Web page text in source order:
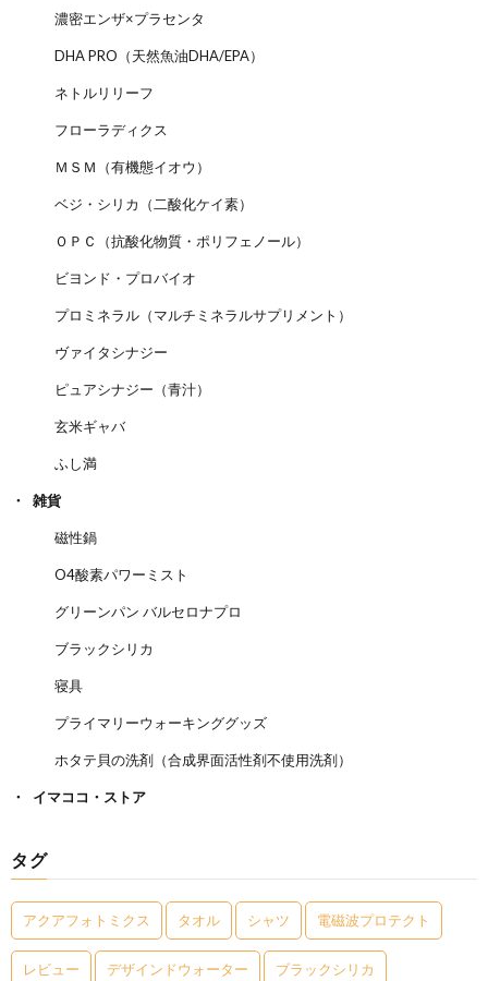
濃密エンザ×プラセンタ
DHA PRO（天然魚油DHA/EPA）
ネトルリリーフ
フローラディクス
ＭＳＭ（有機態イオウ）
ベジ・シリカ（二酸化ケイ素）
ＯＰＣ（抗酸化物質・ポリフェノール）
ビヨンド・プロバイオ
プロミネラル（マルチミネラルサプリメント）
ヴァイタシナジー
ピュアシナジー（青汁）
玄米ギャバ
ふし満
雑貨
磁性鍋
O4酸素パワーミスト
グリーンパン バルセロナプロ
ブラックシリカ
寝具
プライマリーウォーキンググッズ
ホタテ貝の洗剤（合成界面活性剤不使用洗剤）
イマココ・ストア
タグ
アクアフォトミクス タオル シャツ 電磁波プロテクト
レビュー デザインドウォーター ブラックシリカ